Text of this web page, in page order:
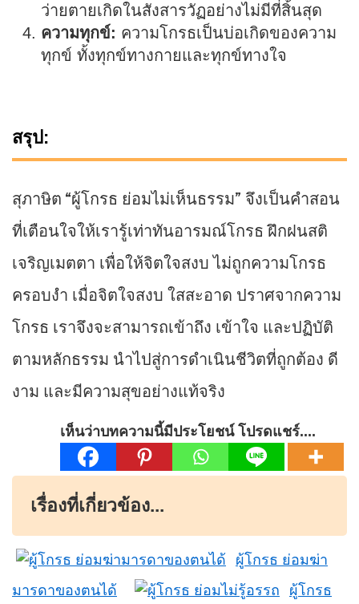
ว่ายตายเกิดในสังสารวัฏอย่างไม่มีที่สิ้นสุด
ความทุกข์: ความโกรธเป็นบ่อเกิดของความ
ทุกข์ ทั้งทุกข์ทางกายและทุกข์ทางใจ
สรุป:
สุภาษิต “ผู้โกรธ ย่อมไม่เห็นธรรม” จึงเป็นคำสอน
ที่เตือนใจให้เรารู้เท่าทันอารมณ์โกรธ ฝึกฝนสติ
เจริญเมตตา เพื่อให้จิตใจสงบ ไม่ถูกความโกรธ
ครอบงำ เมื่อจิตใจสงบ ใสสะอาด ปราศจากความ
โกรธ เราจึงจะสามารถเข้าถึง เข้าใจ และปฏิบัติ
ตามหลักธรรม นำไปสู่การดำเนินชีวิตที่ถูกต้อง ดี
งาม และมีความสุขอย่างแท้จริง
เห็นว่าบทความนี้มีประโยชน์ โปรดแชร์....
เรื่องที่เกี่ยวข้อง...
ผู้โกรธ ย่อมฆ่า
มารดาของตนได้
ผู้โกรธ